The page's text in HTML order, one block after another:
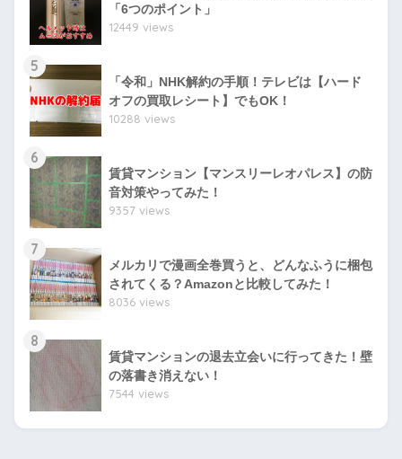
「6つのポイント」
12449 views
5
「令和」NHK解約の手順！テレビは【ハード
オフの買取レシート】でもOK！
10288 views
6
賃貸マンション【マンスリーレオパレス】の防
音対策やってみた！
9357 views
7
メルカリで漫画全巻買うと、どんなふうに梱包
されてくる？Amazonと比較してみた！
8036 views
8
賃貸マンションの退去立会いに行ってきた！壁
の落書き消えない！
7544 views